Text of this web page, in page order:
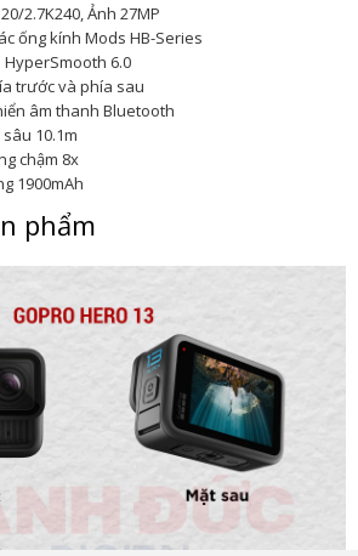
2.7K240, Ảnh 27MP
ống kính Mods HB-Series
6.0
trước và phía sau
âm thanh Bluetooth
10.1m
chậm 8x
1900mAh
phẩm